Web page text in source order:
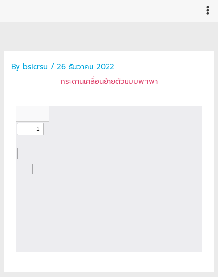
By bsicrsu/26 ธันวาคม 2022
กระดานเคลื่อนย้ายตัวแบบพกพา